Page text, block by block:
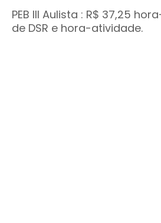
PEB III Aulista : R$ 37,25
de DSR e hora-atividade.